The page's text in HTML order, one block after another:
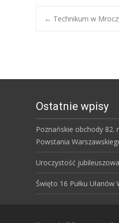
Post
← Technikum w
Ostatnie wpisy
Poznańskie obchody 82.
Powstania
Uroczystość
Święto 16 Pułku Ułanów